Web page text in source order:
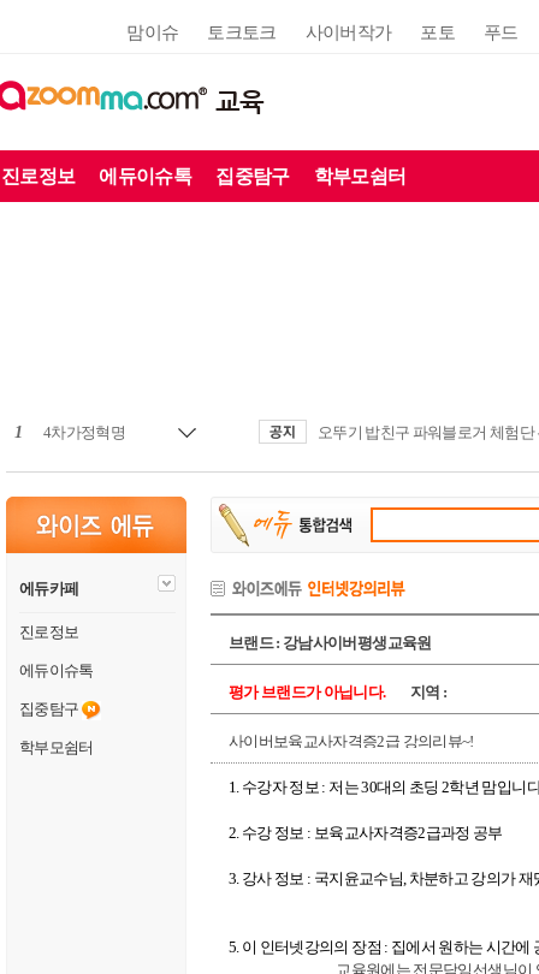
맘이슈 토크토크 사이버작가 포토 푸드
교육
진로정보 에듀이슈톡 집중탐구 학부모쉼터
1 4차가정혁명
에듀카페
진로정보
에듀이슈톡
집중탐구
학부모쉼터
브랜드 : 강남사이버평생교육원
평가 브랜드가 아닙니다. 지역 :
사이버보육교사자격증2급 강의리뷰~!
1. 수강자 정보 : 저는 30대의 초딩 2학년 맘입니
2. 수강 정보 : 보육교사자격증2급과정 공부
3. 강사 정보 : 국지윤교수님, 차분하고 강의가 재
5. 이 인터넷강의의 장점 : 집에서 원하는 시간에
교육원에는 전문담임선생님이